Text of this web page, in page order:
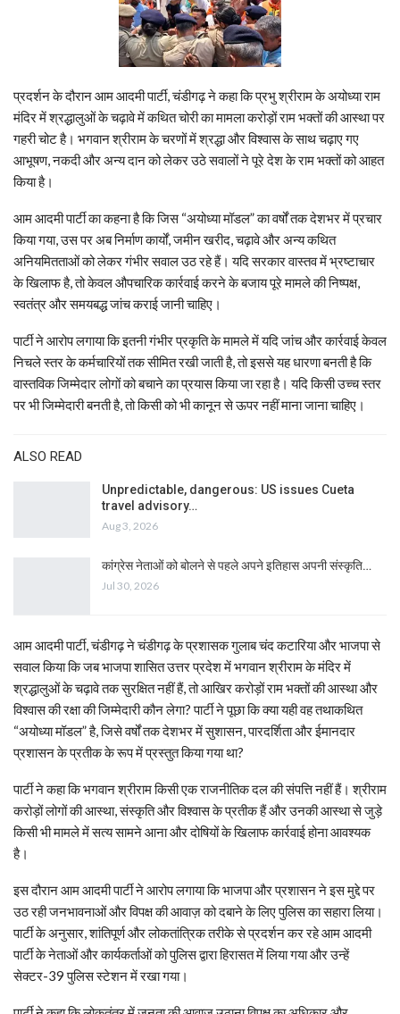
प्रदर्शन के दौरान आम आदमी पार्टी, चंडीगढ़ ने कहा कि प्रभु श्रीराम के अयोध्या राम
मंदिर में श्रद्धालुओं के चढ़ावे में कथित चोरी का मामला करोड़ों राम भक्तों की आस्था पर
गहरी चोट है। भगवान श्रीराम के चरणों में श्रद्धा और विश्वास के साथ चढ़ाए गए
आभूषण, नकदी और अन्य दान को लेकर उठे सवालों ने पूरे देश के राम भक्तों को आहत
किया है।
आम आदमी पार्टी का कहना है कि जिस “अयोध्या मॉडल” का वर्षों तक देशभर में प्रचार
किया गया, उस पर अब निर्माण कार्यों, जमीन खरीद, चढ़ावे और अन्य कथित
अनियमितताओं को लेकर गंभीर सवाल उठ रहे हैं। यदि सरकार वास्तव में भ्रष्टाचार
के खिलाफ है, तो केवल औपचारिक कार्रवाई करने के बजाय पूरे मामले की निष्पक्ष,
स्वतंत्र और समयबद्ध जांच कराई जानी चाहिए।
पार्टी ने आरोप लगाया कि इतनी गंभीर प्रकृति के मामले में यदि जांच और कार्रवाई केवल
निचले स्तर के कर्मचारियों तक सीमित रखी जाती है, तो इससे यह धारणा बनती है कि
वास्तविक जिम्मेदार लोगों को बचाने का प्रयास किया जा रहा है। यदि किसी उच्च स्तर
पर भी जिम्मेदारी बनती है, तो किसी को भी कानून से ऊपर नहीं माना जाना चाहिए।
ALSO READ
Unpredictable, dangerous: US issues Cueta
travel advisory…
Aug 3, 2026
कांग्रेस नेताओं को बोलने से पहले अपने इतिहास अपनी संस्कृति…
Jul 30, 2026
आम आदमी पार्टी, चंडीगढ़ ने चंडीगढ़ के प्रशासक गुलाब चंद कटारिया और भाजपा से
सवाल किया कि जब भाजपा शासित उत्तर प्रदेश में भगवान श्रीराम के मंदिर में
श्रद्धालुओं के चढ़ावे तक सुरक्षित नहीं हैं, तो आखिर करोड़ों राम भक्तों की आस्था और
विश्वास की रक्षा की जिम्मेदारी कौन लेगा? पार्टी ने पूछा कि क्या यही वह तथाकथित
“अयोध्या मॉडल” है, जिसे वर्षों तक देशभर में सुशासन, पारदर्शिता और ईमानदार
प्रशासन के प्रतीक के रूप में प्रस्तुत किया गया था?
पार्टी ने कहा कि भगवान श्रीराम किसी एक राजनीतिक दल की संपत्ति नहीं हैं। श्रीराम
करोड़ों लोगों की आस्था, संस्कृति और विश्वास के प्रतीक हैं और उनकी आस्था से जुड़े
किसी भी मामले में सत्य सामने आना और दोषियों के खिलाफ कार्रवाई होना आवश्यक
है।
इस दौरान आम आदमी पार्टी ने आरोप लगाया कि भाजपा और प्रशासन ने इस मुद्दे पर
उठ रही जनभावनाओं और विपक्ष की आवाज़ को दबाने के लिए पुलिस का सहारा लिया।
पार्टी के अनुसार, शांतिपूर्ण और लोकतांत्रिक तरीके से प्रदर्शन कर रहे आम आदमी
पार्टी के नेताओं और कार्यकर्ताओं को पुलिस द्वारा हिरासत में लिया गया और उन्हें
सेक्टर-39 पुलिस स्टेशन में रखा गया।